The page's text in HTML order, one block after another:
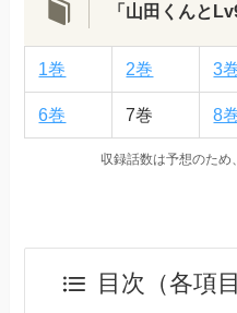
「山田くんと
1巻 2巻 3
6巻 7巻 8
収録話数は予想のため
目次（各項